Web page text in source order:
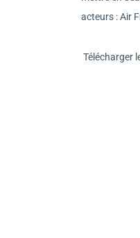
acteurs : Air
Télécharger